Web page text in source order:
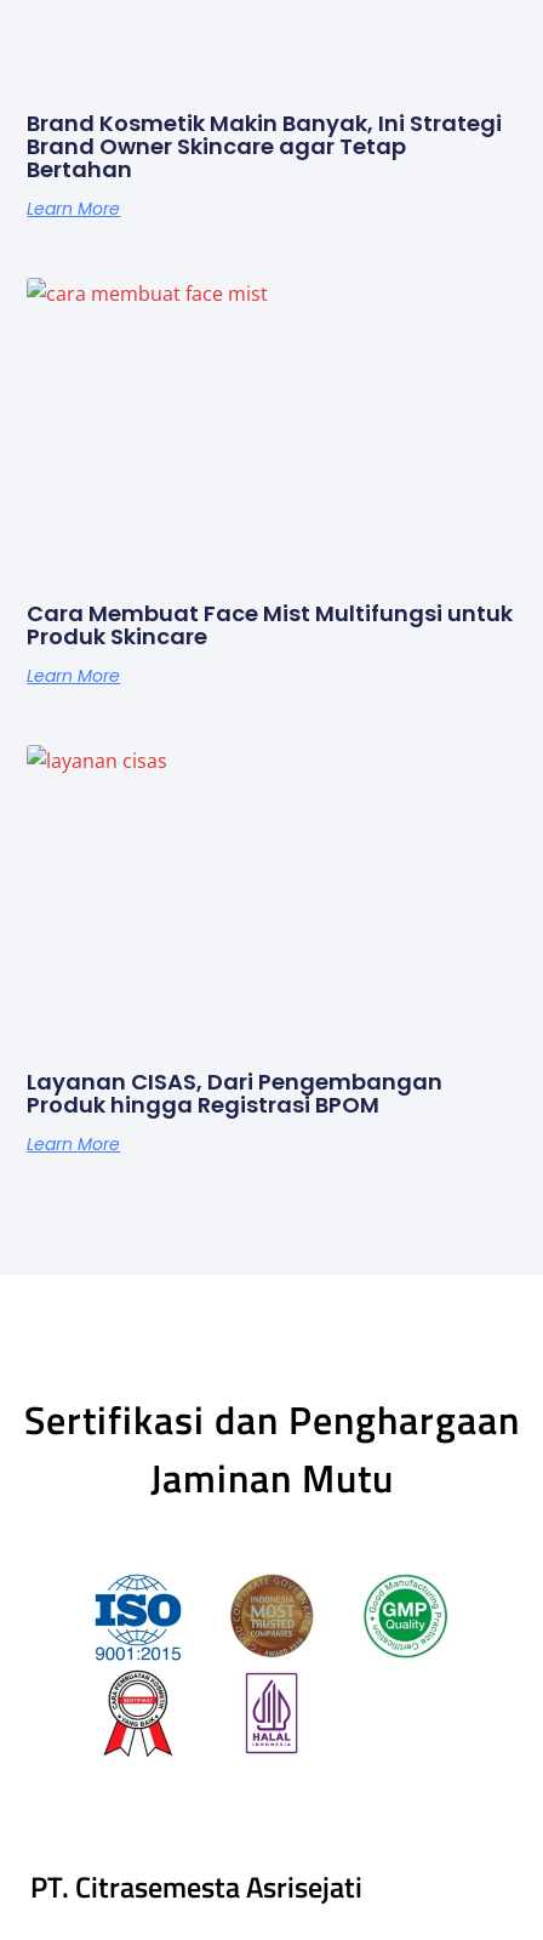
Brand Kosmetik Makin Banyak, Ini Strategi
Brand Owner Skincare agar Tetap
Bertahan
Learn More
Cara Membuat Face Mist Multifungsi untuk
Produk Skincare
Learn More
Layanan CISAS, Dari Pengembangan
Produk hingga Registrasi BPOM
Learn More
Sertifikasi dan Penghargaan
Jaminan Mutu
PT. Citrasemesta Asrisejati